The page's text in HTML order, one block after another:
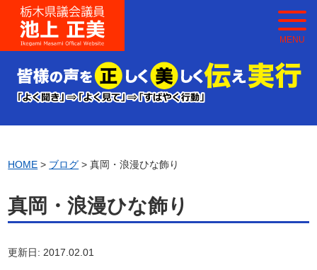
MENU
HOME > ブログ > 真岡・浪漫ひな飾り
真岡・浪漫ひな飾り
更新日: 2017.02.01